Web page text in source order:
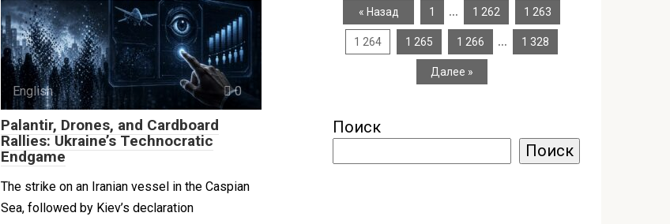
English 0
Palantir, Drones, and Cardboard
Rallies: Ukraine’s Technocratic
Endgame
The strike on an Iranian vessel in the Caspian
Sea, followed by Kiev’s declaration
« Назад 1 … 1 262 1 263
1 264 1 265 1 266 … 1 328
Далее »
Поиск
Поиск